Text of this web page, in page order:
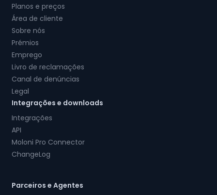
Planos e preços
Área de cliente
Sobre nós
Prémios
Emprego
Livro de reclamações
Canal de denúncias
Legal
Integrações e downloads
Integrações
API
Moloni Pro Connector
ChangeLog
Parceiros e Agentes